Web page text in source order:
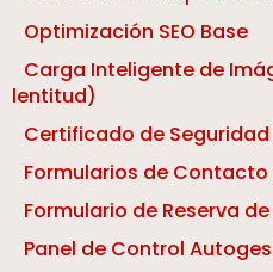
Optimización SEO Base
Carga Inteligente de
lentitud)
Certificado de Seguridad
Formularios de Contacto
Formulario de Reserva
Panel de Control